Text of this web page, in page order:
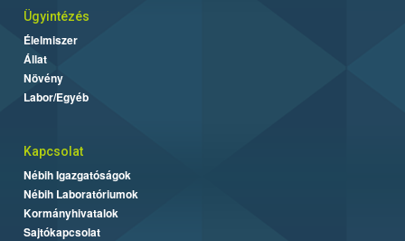
Ügyintézés
Élelmiszer
Állat
Növény
Labor/Egyéb
Kapcsolat
Nébih Igazgatóságok
Nébih Laboratóriumok
Kormányhivatalok
Sajtókapcsolat